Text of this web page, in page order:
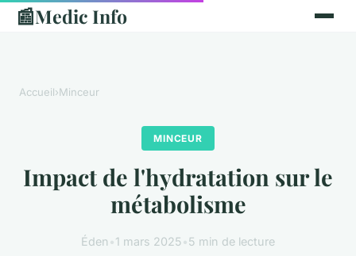
📰Medic Info
Accueil›Minceur
MINCEUR
Impact de l'hydratation sur le
métabolisme
Éden •1 mars 2025•5 min de lecture